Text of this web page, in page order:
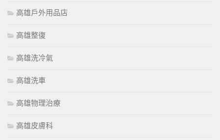
高雄戶外用品店
高雄整復
高雄洗冷氣
高雄洗車
高雄物理治療
高雄皮膚科